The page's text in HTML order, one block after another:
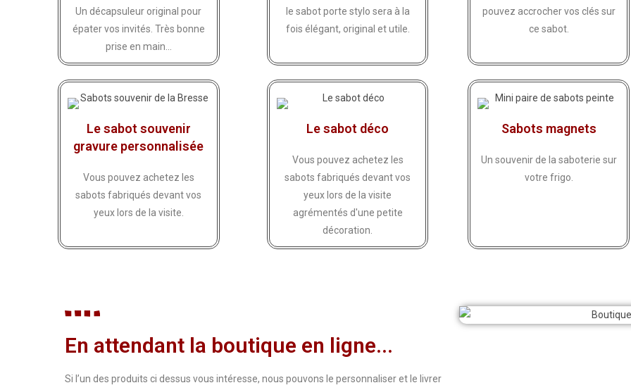
Un décapsuleur original pour
épater vos invités. Très bonne
prise en main...
le sabot porte stylo sera à la
fois élégant, original et utile.
pouvez accrocher vos clés sur
ce sabot.
Le sabot souvenir
gravure personnalisée
Vous pouvez achetez les
sabots fabriqués devant vos
yeux lors de la visite.
Le sabot déco
Vous pouvez achetez les
sabots fabriqués devant vos
yeux lors de la visite
agrémentés d'une petite
décoration.
Sabots magnets
Un souvenir de la saboterie sur
votre frigo.
En attendant la boutique en ligne...
Si l’un des produits ci dessus vous intéresse, nous pouvons le personnaliser et le livrer